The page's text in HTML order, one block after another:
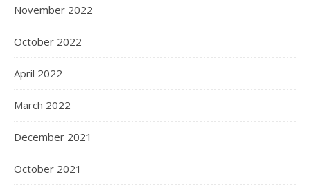
November 2022
October 2022
April 2022
March 2022
December 2021
October 2021